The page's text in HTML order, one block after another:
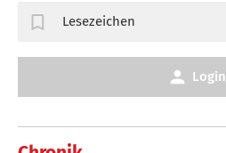
Lesezeichen
Login